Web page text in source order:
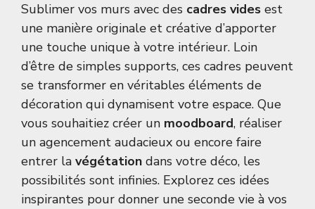
Sublimer vos murs avec des cadres vides est
une manière originale et créative d’apporter
une touche unique à votre intérieur. Loin
d’être de simples supports, ces cadres peuvent
se transformer en véritables éléments de
décoration qui dynamisent votre espace. Que
vous souhaitiez créer un moodboard, réaliser
un agencement audacieux ou encore faire
entrer la végétation dans votre déco, les
possibilités sont infinies. Explorez ces idées
inspirantes pour donner une seconde vie à vos